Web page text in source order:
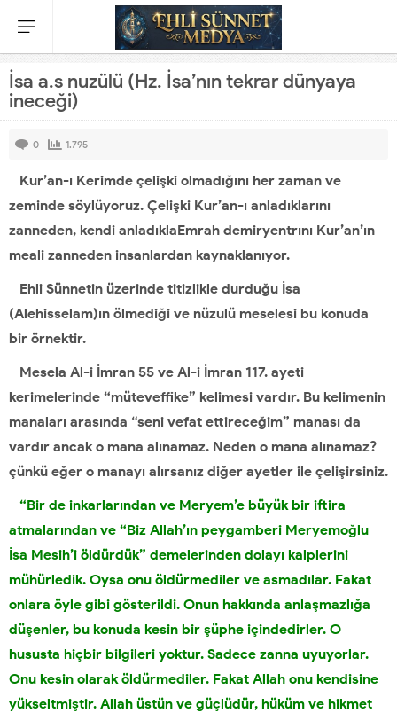
İsa a.s nuzülü (Hz. İsa’nın tekrar dünyaya
ineceği)
0 1.795
Kur’an-ı Kerimde çelişki olmadığını her zaman ve
zeminde söylüyoruz. Çelişki Kur’an-ı anladıklarını
zanneden, kendi anladıklaEmrah demiryentrını Kur’an’ın
meali zanneden insanlardan kaynaklanıyor.
Ehli Sünnetin üzerinde titizlikle durduğu İsa
(Alehisselam)ın ölmediği ve nüzulü meselesi bu konuda
bir örnektir.
Mesela Al-i İmran 55 ve Al-i İmran 117. ayeti
kerimelerinde “müteveffike” kelimesi vardır. Bu kelimenin
manaları arasında “seni vefat ettireceğim” manası da
vardır ancak o mana alınamaz. Neden o mana alınamaz?
çünkü eğer o manayı alırsanız diğer ayetler ile çelişirsiniz.
“Bir de inkarlarından ve Meryem’e büyük bir iftira
atmalarından ve “Biz Allah’ın peygamberi Meryemoğlu
İsa Mesih’i öldürdük” demelerinden dolayı kalplerini
mühürledik. Oysa onu öldürmediler ve asmadılar. Fakat
onlara öyle gibi gösterildi. Onun hakkında anlaşmazlığa
düşenler, bu konuda kesin bir şüphe içindedirler. O
hususta hiçbir bilgileri yoktur. Sadece zanna uyuyorlar.
Onu kesin olarak öldürmediler. Fakat Allah onu kendisine
yükseltmiştir. Allah üstün ve güçlüdür, hüküm ve hikmet